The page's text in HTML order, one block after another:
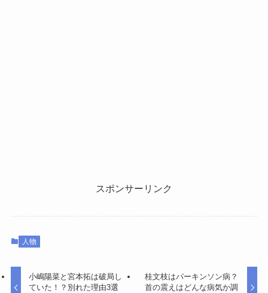
スポンサーリンク
人物
小嶋陽菜と宮本拓は破局し
ていた！？別れた理由3選
桂文枝はパーキンソン病？
首の震えはどんな病気か調